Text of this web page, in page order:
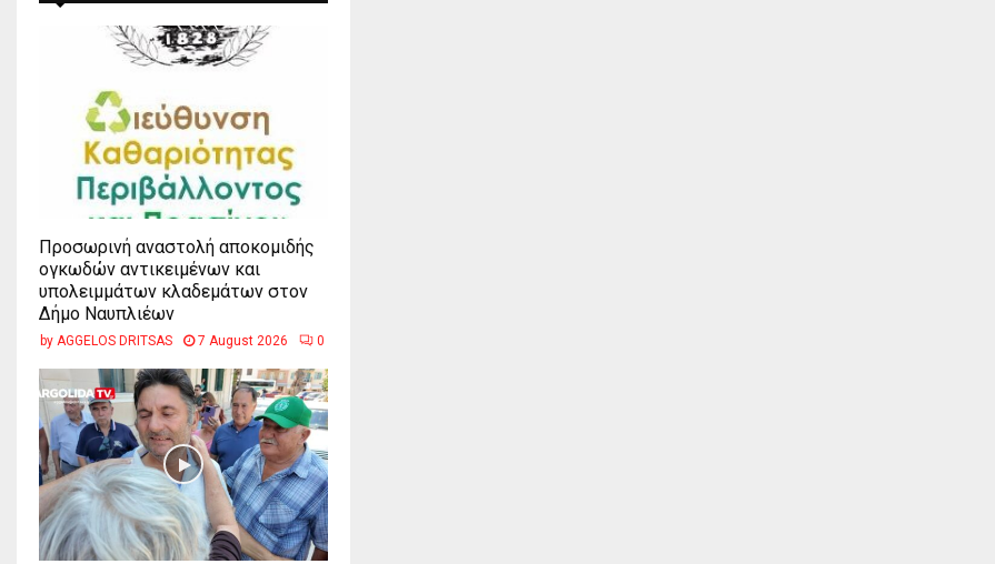
Προσωρινή αναστολή αποκομιδής
ογκωδών αντικειμένων και
υπολειμμάτων κλαδεμάτων στον
Δήμο Ναυπλιέων
by AGGELOS DRITSAS 7 August 2026 0